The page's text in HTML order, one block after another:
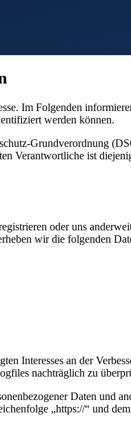
Im Folgenden
werden können.
Grundverordnung
Verantwortliche ist
oder uns
wir die folgenden
Interesses an der
nachträglich zu
Daten und
„https://“ und